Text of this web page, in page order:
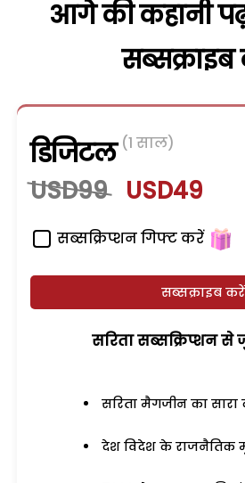
आगे की कहानी
डिजिटल (1 साल)
USD99 USD49
सब्सक्रिप्शन गिफ्ट करें
सब्सक्राइब करें
सरिता सब्सक्रिप्शन से
सरिता मैगजीन का
देश विदेश के राजनैतिक